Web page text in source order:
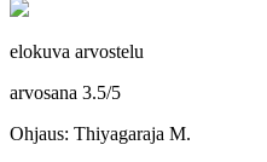
elokuva arvostelu
arvosana 3.5/5
Ohjaus: Thiyagaraja M.